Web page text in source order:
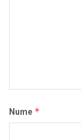
Nume *